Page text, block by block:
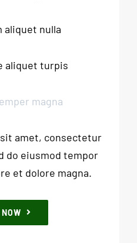
aliquet nulla
aliquet turpis
magna
amet, consectetur
do eiusmod tempor
et dolore magna.